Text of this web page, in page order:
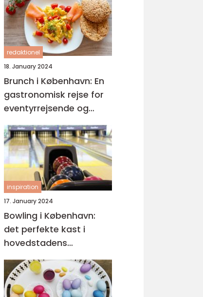
redaktionel
18. January 2024
Brunch i København: En
gastronomisk rejse for
eventyrrejsende og
backpackere
inspiration
17. January 2024
Bowling i København:
det perfekte kast i
hovedstadens
spillehaller